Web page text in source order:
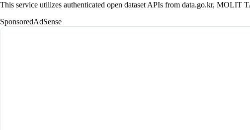
This service utilizes authenticated open dataset APIs from data.go.kr,
SponsoredAdSense